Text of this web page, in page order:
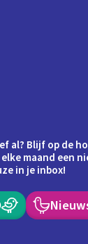
al? Blijf op de
maand een
in je inbox!